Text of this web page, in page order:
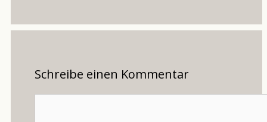
Schreibe einen Kommentar